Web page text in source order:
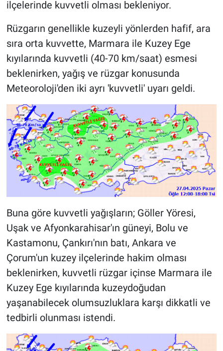
ilçelerinde kuvvetli olması bekleniyor.
Rüzgarın genellikle kuzeyli yönlerden hafif, ara
sıra orta kuvvette, Marmara ile Kuzey Ege
kıyılarında kuvvetli (40-70 km/saat) esmesi
beklenirken, yağış ve rüzgar konusunda
Meteoroloji'den iki ayrı 'kuvvetli' uyarı geldi.
Buna göre kuvvetli yağışların; Göller Yöresi,
Uşak ve Afyonkarahisar'ın güneyi, Bolu ve
Kastamonu, Çankırı'nın batı, Ankara ve
Çorum'un kuzey ilçelerinde hakim olması
beklenirken, kuvvetli rüzgar içinse Marmara ile
Kuzey Ege kıyılarında kuzeydoğudan
yaşanabilecek olumsuzluklara karşı dikkatli ve
tedbirli olunması istendi.